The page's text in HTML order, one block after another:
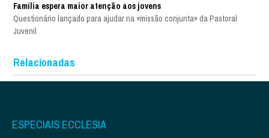
Família espera maior atenção aos jovens
Questionário lançado para ajudar na «missão conjunta» da Pastoral
Juvenil
Relacionadas
ESPECIAIS ECCLESIA